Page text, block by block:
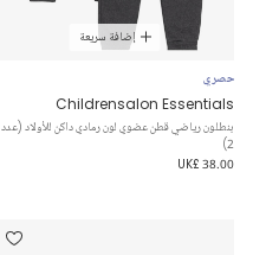
إضافة سريعة
حصري
Childrensalon Essentials
بنطلون رياضي قطن عضوي لون رمادي داكن للأولاد (عدد
2)
UK£ 38.00